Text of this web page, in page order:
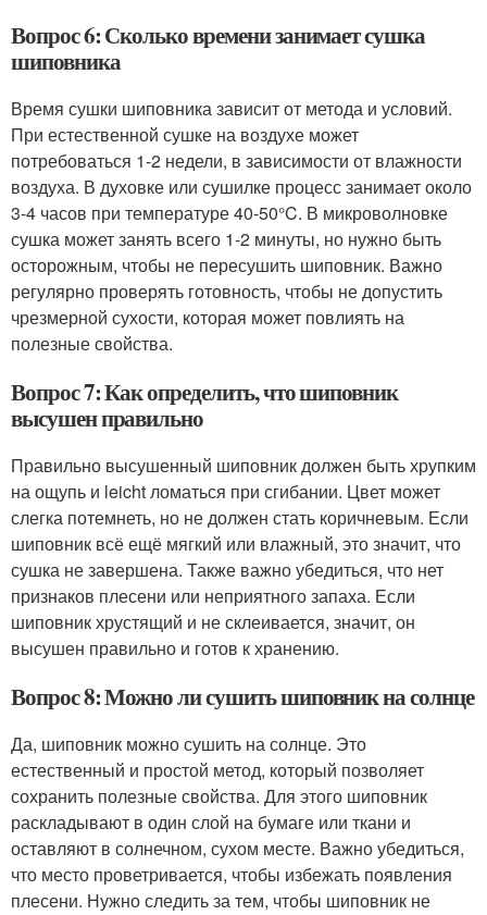
Вопрос 6: Сколько времени занимает сушка
шиповника
Время сушки шиповника зависит от метода и условий.
При естественной сушке на воздухе может
потребоваться 1-2 недели, в зависимости от влажности
воздуха. В духовке или сушилке процесс занимает около
3-4 часов при температуре 40-50°C. В микроволновке
сушка может занять всего 1-2 минуты, но нужно быть
осторожным, чтобы не пересушить шиповник. Важно
регулярно проверять готовность, чтобы не допустить
чрезмерной сухости, которая может повлиять на
полезные свойства.
Вопрос 7: Как определить, что шиповник
высушен правильно
Правильно высушенный шиповник должен быть хрупким
на ощупь и leicht ломаться при сгибании. Цвет может
слегка потемнеть, но не должен стать коричневым. Если
шиповник всё ещё мягкий или влажный, это значит, что
сушка не завершена. Также важно убедиться, что нет
признаков плесени или неприятного запаха. Если
шиповник хрустящий и не склеивается, значит, он
высушен правильно и готов к хранению.
Вопрос 8: Можно ли сушить шиповник на солнце
Да, шиповник можно сушить на солнце. Это
естественный и простой метод, который позволяет
сохранить полезные свойства. Для этого шиповник
раскладывают в один слой на бумаге или ткани и
оставляют в солнечном, сухом месте. Важно убедиться,
что место проветривается, чтобы избежать появления
плесени. Нужно следить за тем, чтобы шиповник не